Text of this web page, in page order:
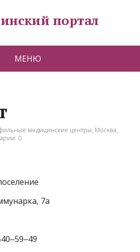
портал
МЕНЮ
медицинские центры, Москва,
0
7а